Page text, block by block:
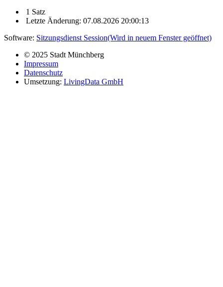
1 Satz
Letzte Änderung: 07.08.2026 20:00:13
Software: Sitzungsdienst Session(Wird in neuem Fenster geöffnet)
© 2025 Stadt Münchberg
Impressum
Datenschutz
Umsetzung: LivingData GmbH